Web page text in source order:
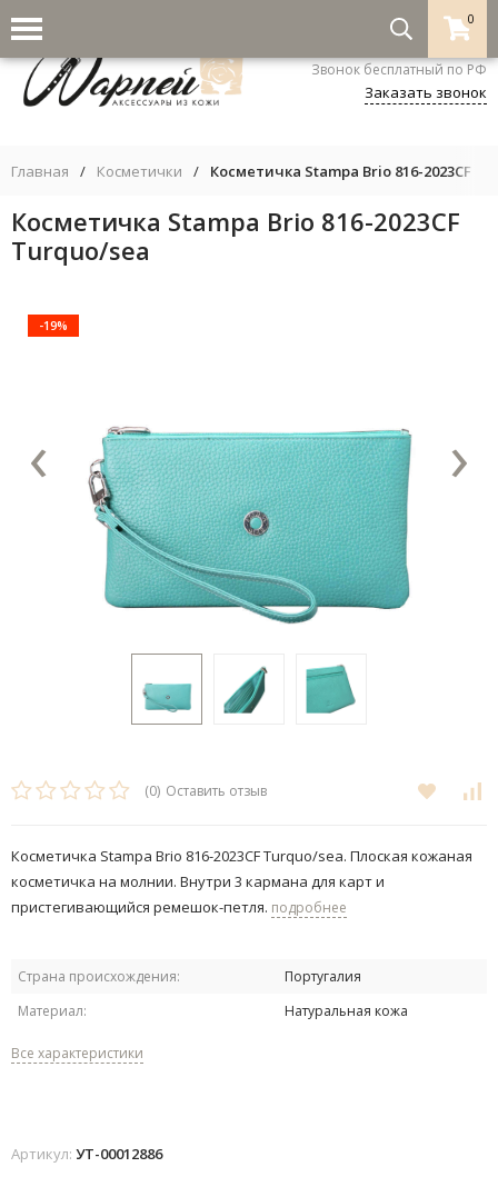
0
8-800-333-5530
Звонок бесплатный по РФ
Заказать звонок
Главная / Косметички / Косметичка Stampa Brio 816-2023CF
Косметичка Stampa Brio 816-2023CF
Turquo/sea
-19%
‹ ›
(0) Оставить отзыв
Косметичка Stampa Brio 816-2023CF Turquo/sea. ​Плоская кожаная
косметичка на молнии. Внутри 3 кармана для карт и
пристегивающийся ремешок-петля. подробнее
Страна происхождения:
Португалия
Материал:
Натуральная кожа
Все характеристики
Артикул: УТ-00012886